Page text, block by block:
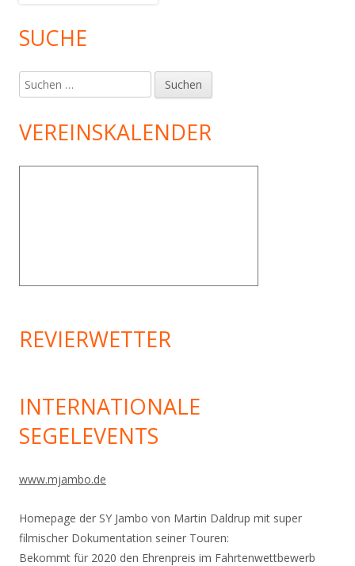
SUCHE
Suchen
nach:
VEREINSKALENDER
REVIERWETTER
INTERNATIONALE
SEGELEVENTS
www.mjambo.de
Homepage der SY Jambo von Martin Daldrup mit super
filmischer Dokumentation seiner Touren:
Bekommt für 2020 den Ehrenpreis im Fahrtenwettbewerb